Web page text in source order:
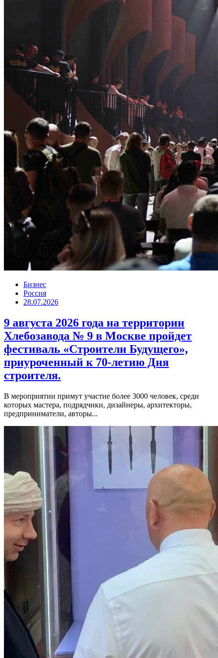
Бизнес
Россия
28.07.2026
9 августа 2026 года на территории
Хлебозавода № 9 в Москве пройдет
фестиваль «Строители Будущего»,
приуроченный к 70-летию Дня
строителя.
В мероприятии примут участие более 3000 человек, среди
которых мастера, подрядчики, дизайнеры, архитекторы,
предприниматели, авторы...